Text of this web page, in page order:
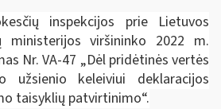
inspekcijos prie Lietuvos
ministerijos viršininko 2022 m.
Nr. VA-47 „Dėl pridėtinės vertės
užsienio keleiviui deklaracijos
taisyklių patvirtinimo“.